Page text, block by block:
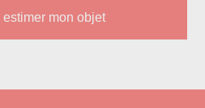
estimer mon objet